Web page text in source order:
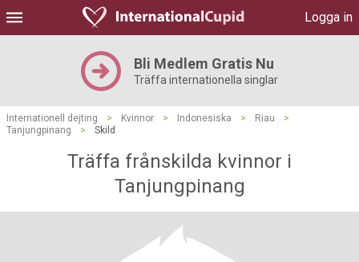
Logga in
Bli Medlem Gratis Nu
Träffa internationella singlar
Internationell dejting > Kvinnor > Indonesiska > Riau
>
Tanjungpinang
> Skild
Träffa frånskilda kvinnor i
Tanjungpinang